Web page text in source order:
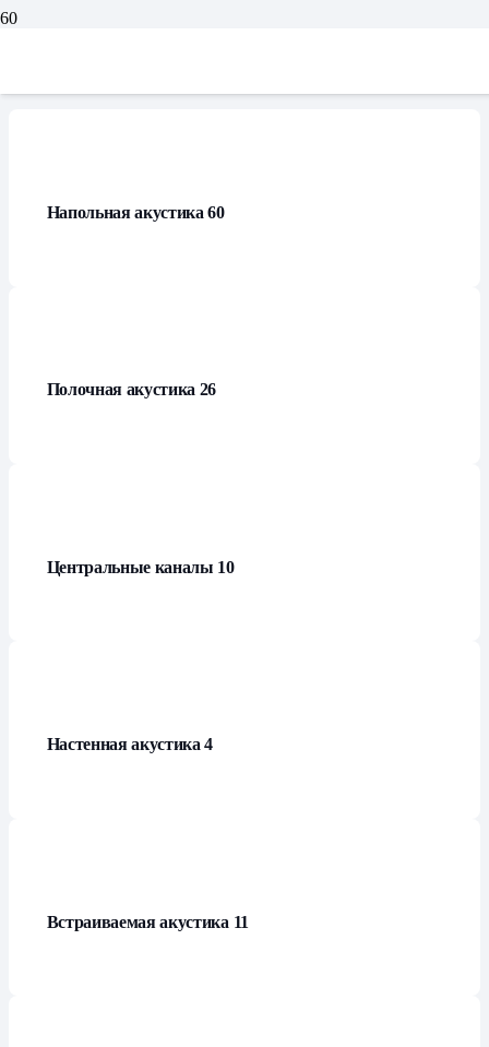
Напольная акустика60
Полочная акустика 26
Центральные каналы 10
Настенная акустика4
Встраиваемая акустика 11